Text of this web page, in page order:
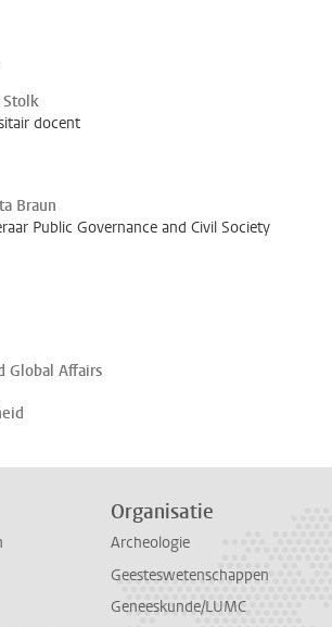
docent
Braun
Public Governance and Civil Society
Global Affairs
Organisatie
Archeologie
Geesteswetenschappen
Geneeskunde/LUMC